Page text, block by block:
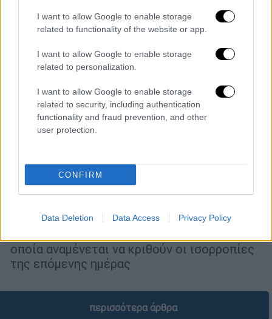
I want to allow Google to enable storage
related to functionality of the website or app.
I want to allow Google to enable storage
related to personalization.
I want to allow Google to enable storage
related to security, including authentication
functionality and fraud prevention, and other
user protection.
CONFIRM
Data Deletion Data Access Privacy Policy
Πολιτική 09.07.2026 09:36
συσχετισμών πριν από την κρίσιμη ΚΕ
του ΣΥΡΙΖΑ
λίγες μόνο ημέρες πριν την κρίσιμη
οποία αναμένεται να κριθούν οι ισορροπίες
της επόμενης ημέρας
περισσότερα άρθρα